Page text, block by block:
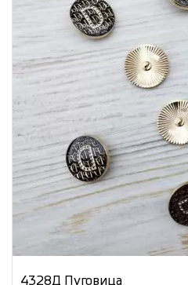
4328Д Пуговица